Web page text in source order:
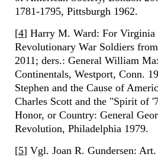
1781-1795, Pittsburgh 1962.
[4] Harry M. Ward: For Virginia
Revolutionary War Soldiers
2011; ders.: General William
Continentals, Westport, Conn.
Stephen and the Cause of
Charles Scott and the "Spirit of
Honor, or Country: General
Revolution, Philadelphia 1979.
[5] Vgl. Joan R. Gundersen: